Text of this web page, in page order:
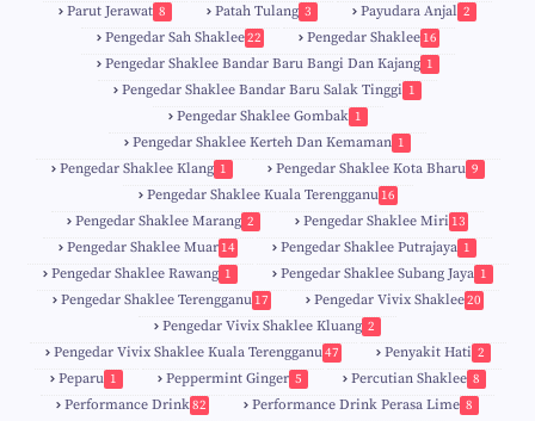
Parut Jerawat 8 Patah Tulang 3 Payudara Anjal 2
Pengedar Sah Shaklee22
9
Pengedar Shaklee 16
5
Pengedar Shaklee Bandar Baru Bangi Dan Kajang 1
Pengedar Shaklee Bandar Baru Salak Tinggi 1
Pengedar Shaklee Gombak 1
Pengedar Shaklee Kerteh Dan Kemaman 1
Pengedar Shaklee Klang 1 Pengedar Shaklee Kota Bharu 9
Pengedar Shaklee Kuala Terengganu 16
4
Pengedar Shaklee Marang 2 Pengedar Shaklee Miri 13
1
Pengedar Shaklee Muar 14
0
Pengedar Shaklee Putrajaya 1
Pengedar Shaklee Rawang 1 Pengedar Shaklee Subang Jaya 1
Pengedar Shaklee Terengganu 17 Pengedar Vivix Shaklee20
Pengedar Vivix Shaklee Kluang 2
Pengedar Vivix Shaklee Kuala Terengganu47 Penyakit Hati 2
Peparu 1 Peppermint Ginger 5 Percutian Shaklee 8
Performance Drink82 Performance Drink Perasa Lime 8